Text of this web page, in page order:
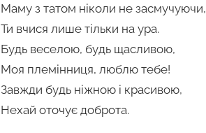
Маму з татом ніколи не засмучуючи,
Ти вчися лише тільки на ура.
Будь веселою, будь щасливою,
Моя племінниця, люблю тебе!
Завжди будь ніжною і красивою,
Нехай оточує доброта.